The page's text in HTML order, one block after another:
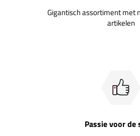
Gigantisch assortiment met
artikelen
Passie voor de